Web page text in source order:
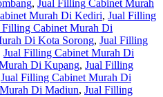
, Jual Filling Cabinet Murah
Murah Di Kediri, Jual Filling
Filling Cabinet Murah Di
Di Kota Sorong, Jual Filling
Jual Filling Cabinet Murah Di
Di Kupang, Jual Filling
Jual Filling Cabinet Murah Di
Di Madiun, Jual Filling